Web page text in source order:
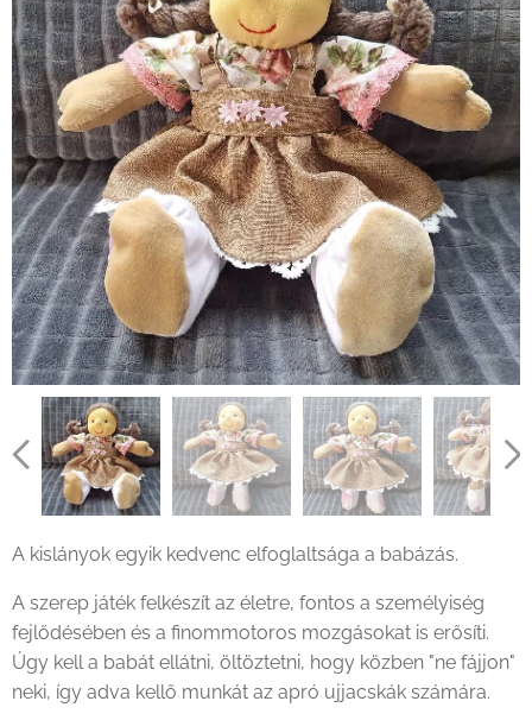
A kislányok egyik kedvenc elfoglaltsága a babázás.
A szerep játék felkészít az életre, fontos a személyiség
fejlődésében és a finommotoros mozgásokat is erősíti.
Úgy kell a babát ellátni, öltöztetni, hogy közben "ne fájjon"
neki, így adva kellő munkát az apró ujjacskák számára.